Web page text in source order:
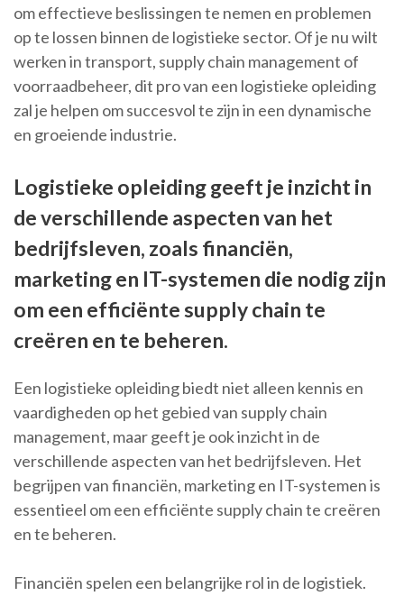
om effectieve beslissingen te nemen en problemen
op te lossen binnen de logistieke sector. Of je nu wilt
werken in transport, supply chain management of
voorraadbeheer, dit pro van een logistieke opleiding
zal je helpen om succesvol te zijn in een dynamische
en groeiende industrie.
Logistieke opleiding geeft je inzicht in
de verschillende aspecten van het
bedrijfsleven, zoals financiën,
marketing en IT-systemen die nodig zijn
om een ​​efficiënte supply chain te
creëren en te beheren.
Een logistieke opleiding biedt niet alleen kennis en
vaardigheden op het gebied van supply chain
management, maar geeft je ook inzicht in de
verschillende aspecten van het bedrijfsleven. Het
begrijpen van financiën, marketing en IT-systemen is
essentieel om een efficiënte supply chain te creëren
en te beheren.
Financiën spelen een belangrijke rol in de logistiek.